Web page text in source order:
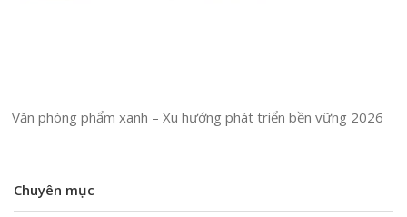
Văn phòng phẩm xanh – Xu hướng phát triển bền vững 2026
Chuyên mục